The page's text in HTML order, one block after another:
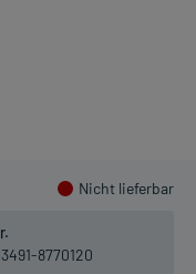
Nicht lieferbar
8770120